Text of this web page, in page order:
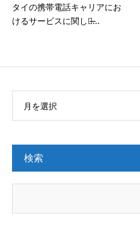
タイの携帯電話キャリアにお
けるサービスに関して̶...
月を選択
検索